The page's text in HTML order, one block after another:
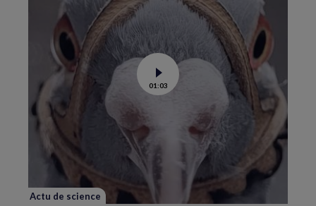
Voir
la
vidéo
01:03
Actu de science